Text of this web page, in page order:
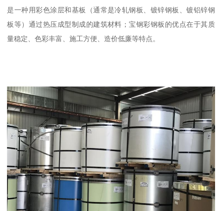
是一种用彩色涂层和基板（通常是冷轧钢板、镀锌钢板、镀铝锌钢
板等）通过热压成型制成的建筑材料；宝钢彩钢板的优点在于其质
量稳定、色彩丰富、施工方便、造价低廉等特点。